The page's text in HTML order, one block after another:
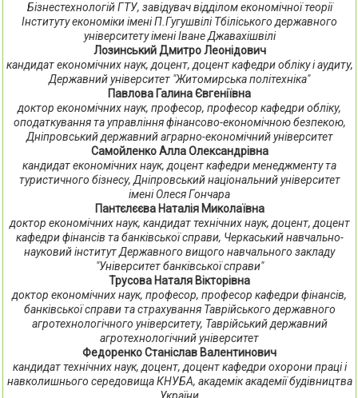
Бізнестехнологій ГТУ, завідувач відділом економічної теорії
Інституту економіки імені П.Гугушвілі Тбіліського державного
університету імені Іване Джавахішвілі
Лозинський Дмитро Леонідович
кандидат економічних наук, доцент, доцент кафедри обліку і аудиту,
Державний університет "Житомирська політехніка"
Павлова Галина Євгеніївна
доктор економічних наук, професор, професор кафедри обліку,
оподаткування та управління фінансово-економічною безпекою,
Дніпровський державний аграрно-економічний університет
Самойленко Алла Олександрівна
кандидат економічних наук, доцент кафедри менеджменту та
туристичного бізнесу, Дніпровський національний університет
імені Олеся Гончара
Пантєлєєва Наталія Миколаївна
доктор економічних наук, кандидат технічних наук, доцент, доцент
кафедри фінансів та банківської справи, Черкаський навчально-
науковий інститут Державного вищого навчального закладу
"Університет банківської справи"
Трусова Наталя Вікторівна
доктор економічних наук, професор, професор кафедри фінансів,
банківської справи та страхування Таврійського державного
агротехнологічного університету, Таврійський державний
агротехнологічний університет
Федоренко Станіслав Валентинович
кандидат технічних наук, доцент, доцент кафедри охорони праці і
навколишнього середовища КНУБА, академік академії будівництва